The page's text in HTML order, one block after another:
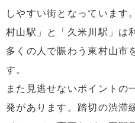
しやすい街となっています
村山駅」と「久米川駅」は
多くの人で賑わう東村山市
す。
また見逃せないポイントの
発があります。踏切の渋滞